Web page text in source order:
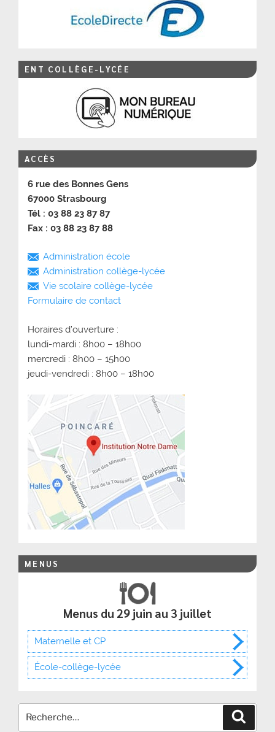
ENT COLLÈGE-LYCÉE
ACCÈS
6 rue des Bonnes Gens
67000 Strasbourg
Tél : 03 88 23 87 87
Fax : 03 88 23 87 88
Administration école
Administration collège-lycée
Vie scolaire collège-lycée
Formulaire de contact
Horaires d’ouverture :
lundi-mardi : 8h00 – 18h00
mercredi : 8h00 – 15h00
jeudi-vendredi : 8h00 – 18h00
MENUS
Menus du 29 juin au 3 juillet
Maternelle et CP
École-collège-lycée